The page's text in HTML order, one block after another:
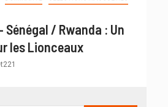
Sénégal / Rwanda : Un
les Lionceaux